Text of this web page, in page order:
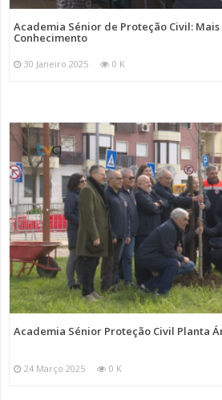
Academia Sénior de Proteção Civil:
Conhecimento
30 Janeiro 2025 0 K
Academia Sénior Proteção Civil Planta
24 Março 2025 0 K